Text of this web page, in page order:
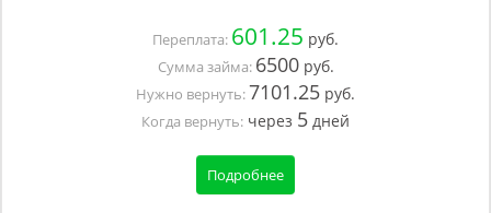
Переплата: 601.25 руб.
Сумма займа: 6500руб.
Нужно вернуть:7101.25 руб.
Когда вернуть: через 5 дней
Подробнее